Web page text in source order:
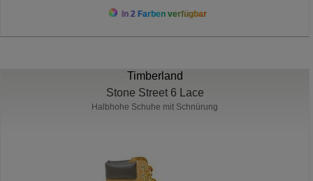
In 2 Farben verfügbar
Timberland
Stone Street 6 Lace
Halbhohe Schuhe mit Schnürung